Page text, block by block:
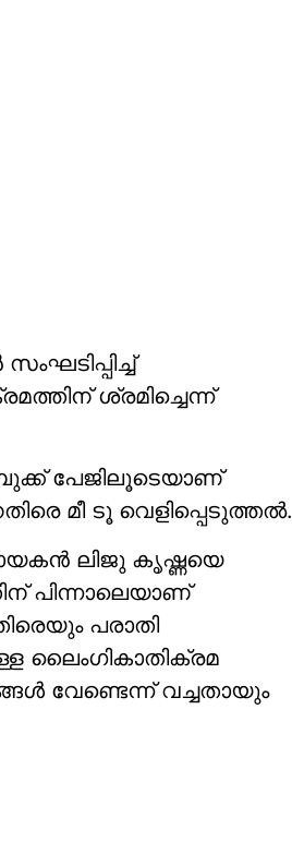
ശ്രമിച്ചെന്ന്
പേജിലൂടെയാണ്
മീ ടൂ വെളിപ്പെടുത്തല്‍.
ലിജു കൃഷ്ണയെ
പിന്നാലെയാണ്
പരാതി
ലൈംഗികാതിക്രമ
വേണ്ടെന്ന് വച്ചതായും